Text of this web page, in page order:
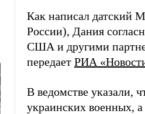
Как написал датский
России), Дания
США и другими
передает РИА
В ведомстве указали,
украинских военных,